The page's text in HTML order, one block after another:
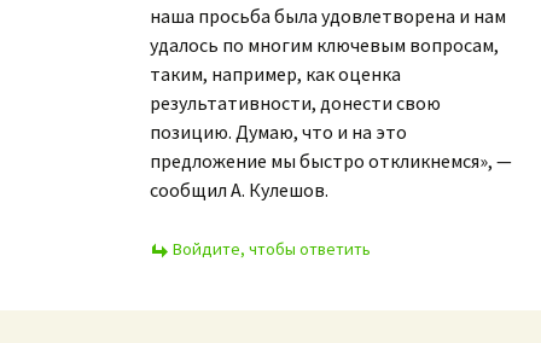
наша просьба была удовлетворена и нам
удалось по многим ключевым вопросам,
таким, например, как оценка
результативности, донести свою
позицию. Думаю, что и на это
предложение мы быстро откликнемся», —
сообщил А. Кулешов.
Войдите, чтобы ответить